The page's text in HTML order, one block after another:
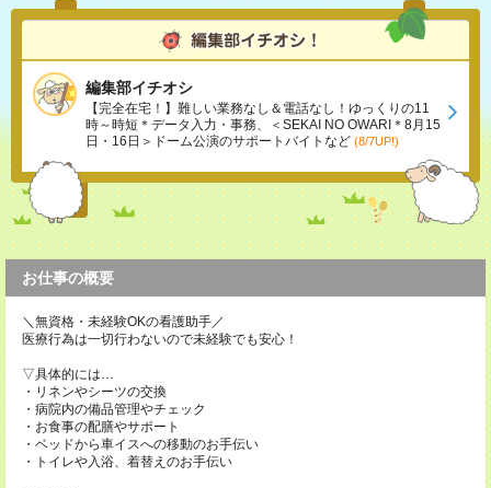
編集部イチオシ
【完全在宅！】難しい業務なし＆電話なし！ゆっくりの11
時～時短＊データ入力・事務、＜SEKAI NO OWARI＊8月15
日・16日＞ドーム公演のサポートバイトなど (8/7UP!)
お仕事の概要
＼無資格・未経験OKの看護助手／
医療行為は一切行わないので未経験でも安心！
▽具体的には…
・リネンやシーツの交換
・病院内の備品管理やチェック
・お食事の配膳やサポート
・ベッドから車イスへの移動のお手伝い
・トイレや入浴、着替えのお手伝い